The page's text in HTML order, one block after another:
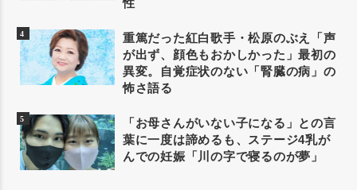
性
重篤だった紅白歌手・松原のぶえ「声
が出ず、顔色もおかしかった」最初の
異変。自覚症状のない「腎臓の病」の
怖さ語る
「お母さんがいない子になる」との言
葉に一度は諦めるも、ステージ4乳が
んでの妊娠「川の字で寝るのが夢」